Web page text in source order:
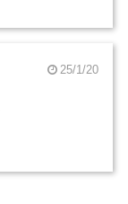
25/1/20